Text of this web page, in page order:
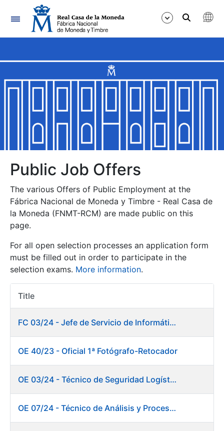
Navigation
Show/Hide
Show/Hide
Show/Hide
Show/Hide
Show/Hide
Show/Hide
Show/Hide
Public Job Offers
The various Offers of Public Employment at the
Fábrica Nacional de Moneda y Timbre - Real Casa de
la Moneda (FNMT-RCM) are made public on this
page.
For all open selection processes an application form
must be filled out in order to participate in the
selection exams. More information.
Title
Item
FC 03/24 - Jefe de Servicio de Informática de Gestión y Procesos
OE 40/23 - Oficial 1ª Fotógrafo-Retocador
OE 03/24 - Técnico de Seguridad Logística
OE 07/24 - Técnico de Análisis y Procesos de Laboratorio